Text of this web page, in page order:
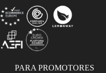
PARA PROMOTORES